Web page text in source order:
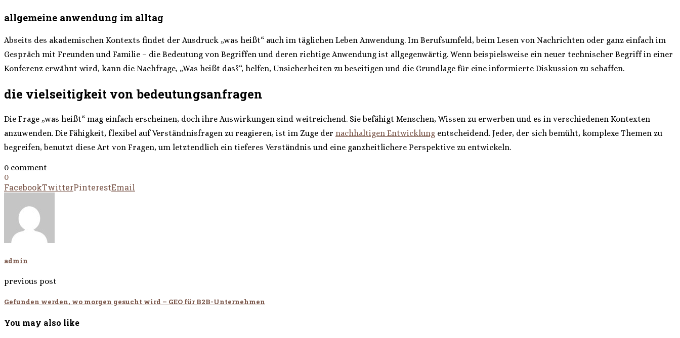
allgemeine anwendung im alltag
Abseits des akademischen Kontexts findet der Ausdruck „was heißt“ auch im täglichen Leben Anwendung. Im Berufsumfeld, beim Lesen von Nachrichten oder ganz einfach im
Gespräch mit Freunden und Familie – die Bedeutung von Begriffen und deren richtige Anwendung ist allgegenwärtig. Wenn beispielsweise ein neuer technischer Begriff in einer
Konferenz erwähnt wird, kann die Nachfrage, „Was heißt das?“, helfen, Unsicherheiten zu beseitigen und die Grundlage für eine informierte Diskussion zu schaffen.
die vielseitigkeit von bedeutungsanfragen
Die Frage „was heißt“ mag einfach erscheinen, doch ihre Auswirkungen sind weitreichend. Sie befähigt Menschen, Wissen zu erwerben und es in verschiedenen Kontexten
anzuwenden. Die Fähigkeit, flexibel auf Verständnisfragen zu reagieren, ist im Zuge der nachhaltigen Entwicklung entscheidend. Jeder, der sich bemüht, komplexe Themen zu
begreifen, benutzt diese Art von Fragen, um letztendlich ein tieferes Verständnis und eine ganzheitlichere Perspektive zu entwickeln.
0 comment
0
FacebookTwitterPinterestEmail
admin
previous post
Gefunden werden, wo morgen gesucht wird – GEO für B2B-Unternehmen
You may also like